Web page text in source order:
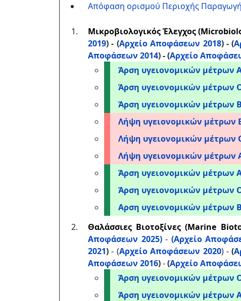
Απόφαση ορισμού Περιοχής
Μικροβιολογικός Έλεγχος
2019) - (Αρχείο Αποφάσεων 2018) - (
Αποφάσεων 2014) -(Αρχείο
Άρση υγειονομικών μέτρων
Άρση υγειονομικών
Άρση υγειονομικών μέτρων
Λήψη υγειονομικών μέτρων
Λήψη υγειονομικών
Λήψη υγειονομικών μέτρων
Άρση υγειονομικών μέτρων
Άρση υγειονομικών
Αρση υγειονομικών μέτρων
Θαλάσσιες Βιοτοξίνες (Marine
Αποφάσεων 2025)- (Αρχείο
2021) - (Αρχείο Αποφάσεων 2020) -(
Αποφάσεων 2016)-(Αρχείο
Άρση υγειονομικών
Άρση υγειονομικών μέτρων